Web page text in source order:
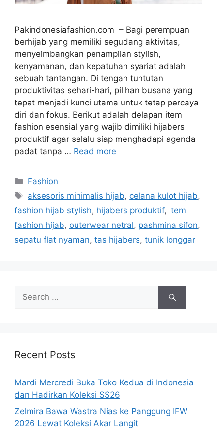
Pakindonesiafashion.com – Bagi perempuan
berhijab yang memiliki segudang aktivitas,
menyeimbangkan penampilan stylish,
kenyamanan, dan kepatuhan syariat adalah
sebuah tantangan. Di tengah tuntutan
produktivitas sehari-hari, pilihan busana yang
tepat menjadi kunci utama untuk tetap percaya
diri dan fokus. Berikut adalah delapan item
fashion esensial yang wajib dimiliki hijabers
produktif agar selalu siap menghadapi agenda
padat tanpa … Read more
Categories
Fashion
Tags
aksesoris minimalis hijab, celana kulot hijab,
fashion hijab stylish, hijabers produktif, item
fashion hijab, outerwear netral, pashmina sifon,
sepatu flat nyaman, tas hijabers, tunik longgar
Search
for:
Recent Posts
Mardi Mercredi Buka Toko Kedua di Indonesia
dan Hadirkan Koleksi SS26
Zelmira Bawa Wastra Nias ke Panggung IFW
2026 Lewat Koleksi Akar Langit